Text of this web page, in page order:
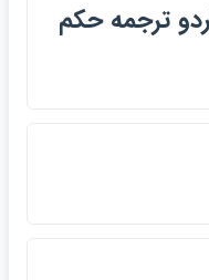
ترجمه حكم